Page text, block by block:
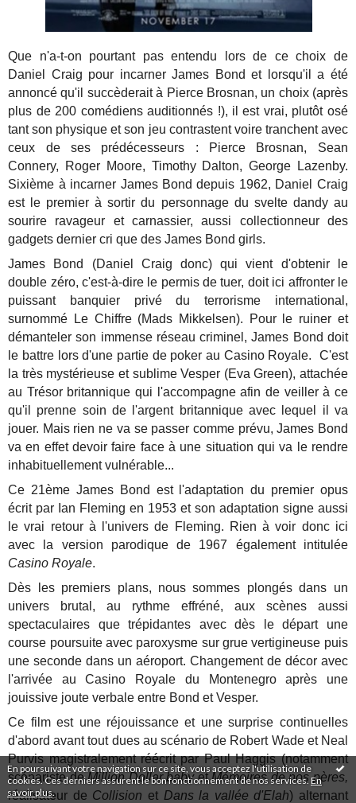
En poursuivant votre navigation sur ce site, vous acceptez l'utilisation de
cookies. Ces derniers assurent le bon fonctionnement de nos services. En
savoir plus.
Que n'a-t-on pourtant pas entendu lors de ce choix de
Daniel Craig pour incarner James Bond et lorsqu'il a été
annoncé qu'il succèderait à Pierce Brosnan, un choix (après
plus de 200 comédiens auditionnés !), il est vrai, plutôt osé
tant son physique et son jeu contrastent voire tranchent avec
ceux de ses prédécesseurs : Pierce Brosnan, Sean
Connery, Roger Moore, Timothy Dalton, George Lazenby.
Sixième à incarner James Bond depuis 1962, Daniel Craig
est le premier à sortir du personnage du svelte dandy au
sourire ravageur et carnassier, aussi collectionneur des
gadgets dernier cri que des James Bond girls.
James Bond (Daniel Craig donc) qui vient d'obtenir le
double zéro, c'est-à-dire le permis de tuer, doit ici affronter le
puissant banquier privé du terrorisme international,
surnommé Le Chiffre (Mads Mikkelsen). Pour le ruiner et
démanteler son immense réseau criminel, James Bond doit
le battre lors d'une partie de poker au Casino Royale. C'est
la très mystérieuse et sublime Vesper (Eva Green), attachée
au Trésor britannique qui l'accompagne afin de veiller à ce
qu'il prenne soin de l'argent britannique avec lequel il va
jouer. Mais rien ne va se passer comme prévu, James Bond
va en effet devoir faire face à une situation qui va le rendre
inhabituellement vulnérable...
Ce 21ème James Bond est l'adaptation du premier opus
écrit par Ian Fleming en 1953 et son adaptation signe aussi
le vrai retour à l'univers de Fleming. Rien à voir donc ici
avec la version parodique de 1967 également intitulée
Casino Royale.
Dès les premiers plans, nous sommes plongés dans un
univers brutal, au rythme effréné, aux scènes aussi
spectaculaires que trépidantes avec dès le départ une
course poursuite avec paroxysme sur grue vertigineuse puis
une seconde dans un aéroport. Changement de décor avec
l'arrivée au Casino Royale du Montenegro après une
jouissive joute verbale entre Bond et Vesper.
Ce film est une réjouissance et une surprise continuelles
d'abord avant tout dues au scénario de Robert Wade et Neal
Purvis magistralement réécrit par Paul Haggis (notamment
scénariste deMillion Dollar babyetMémoires de nos pères,
réalisateur de Collision et Dans la vallée d'Elah) alternant